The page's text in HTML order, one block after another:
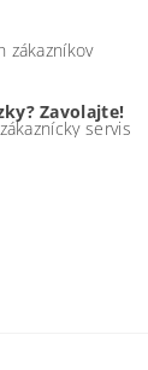
zákazníkov
Zavolajte!
servis